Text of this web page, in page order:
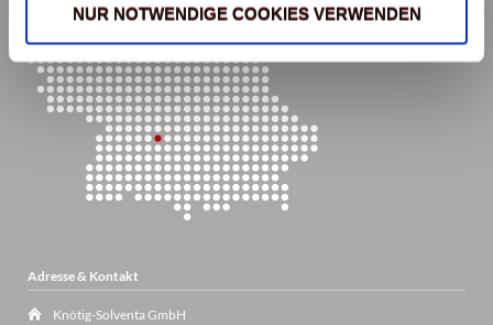
NUR NOTWENDIGE COOKIES VERWENDEN
Adresse & Kontakt
Knötig-Solventa GmbH